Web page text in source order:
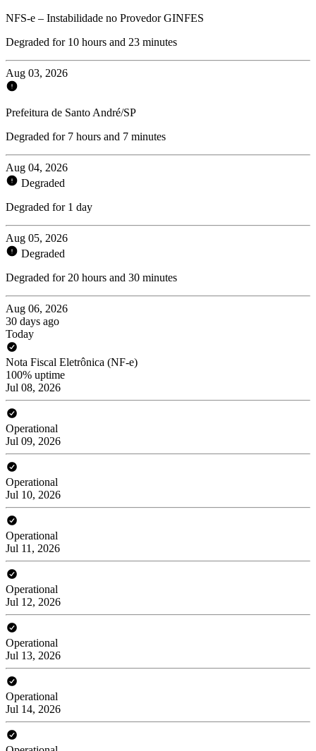
NFS-e – Instabilidade no Provedor GINFES
Degraded for 10 hours and 23 minutes
Aug 03, 2026
Prefeitura de Santo André/SP
Degraded for 7 hours and 7 minutes
Aug 04, 2026
Degraded
Degraded for 1 day
Aug 05, 2026
Degraded
Degraded for 20 hours and 30 minutes
Aug 06, 2026
30 days ago
Today
Nota Fiscal Eletrônica (NF-e)
100% uptime
Jul 08, 2026
Operational
Jul 09, 2026
Operational
Jul 10, 2026
Operational
Jul 11, 2026
Operational
Jul 12, 2026
Operational
Jul 13, 2026
Operational
Jul 14, 2026